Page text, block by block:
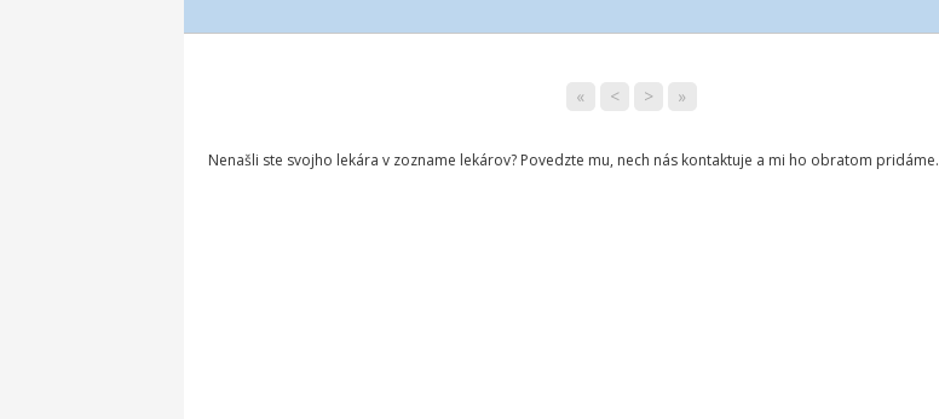
« < > »
Nenašli ste svojho lekára v zozname lekárov? Povedzte mu, nech nás kontaktuje a mi ho obratom pridáme.